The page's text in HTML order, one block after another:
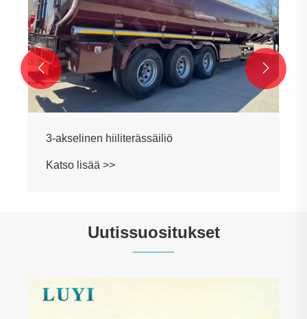
3-akselinen hiiliterässäiliö
Katso lisää >>
 
Uutissuositukset